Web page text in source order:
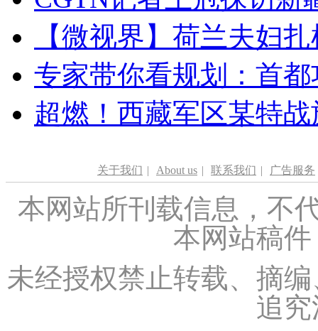
【微视界】荷兰夫妇
专家带你看规划：首
超燃！西藏军区某特
关于我们 | About us | 联系我们 | 广告服务
本网站所刊载信息，不
本网站稿
未经授权禁止转载、摘
追